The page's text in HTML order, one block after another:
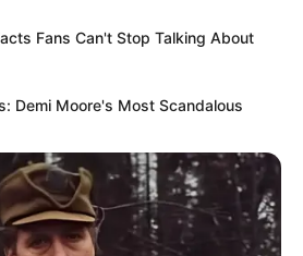
Fans Can't Stop Talking About
Demi Moore's Most Scandalous